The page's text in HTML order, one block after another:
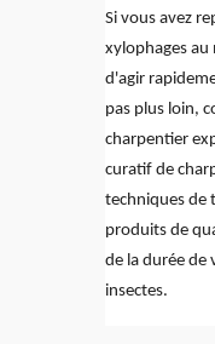
Si vous avez
xylophages au
d'agir
pas plus loin,
charpentier
curatif de
techniques de
produits de
de la durée de
insectes.